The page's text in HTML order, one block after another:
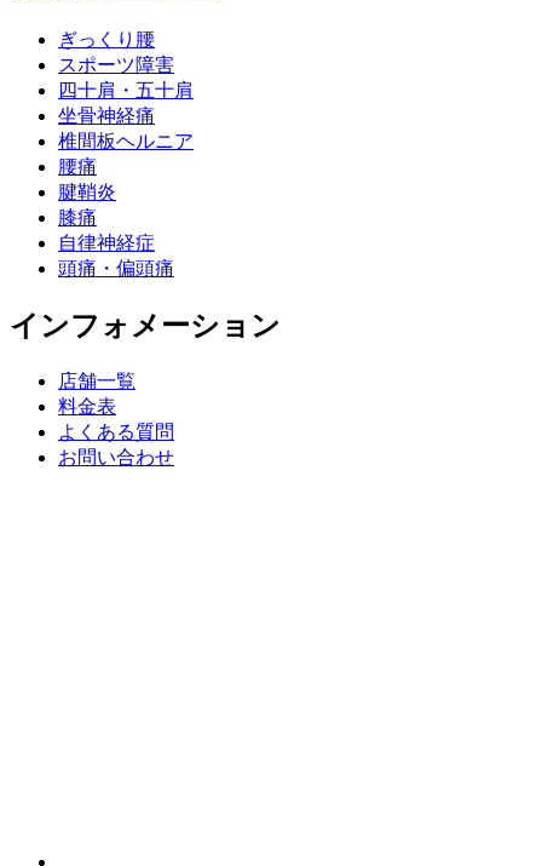
ぎっくり腰
スポーツ障害
四十肩・五十肩
坐骨神経痛
椎間板ヘルニア
腰痛
腱鞘炎
膝痛
自律神経症
頭痛・偏頭痛
インフォメーション
店舗一覧
料金表
よくある質問
お問い合わせ